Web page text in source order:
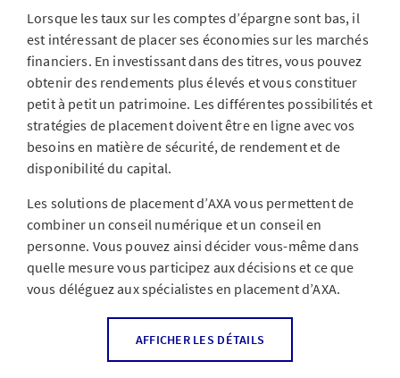
Lorsque les taux sur les comptes d’épargne sont bas, il
est intéressant de placer ses économies sur les marchés
financiers. En investissant dans des titres, vous pouvez
obtenir des rendements plus élevés et vous constituer
petit à petit un patrimoine. Les différentes possibilités et
stratégies de placement doivent être en ligne avec vos
besoins en matière de sécurité, de rendement et de
disponibilité du capital.
Les solutions de placement d’AXA vous permettent de
combiner un conseil numérique et un conseil en
personne. Vous pouvez ainsi décider vous-même dans
quelle mesure vous participez aux décisions et ce que
vous déléguez aux spécialistes en placement d’AXA.
Quelles sont les différentes formes de
placement?
AFFICHER LES DÉTAILS